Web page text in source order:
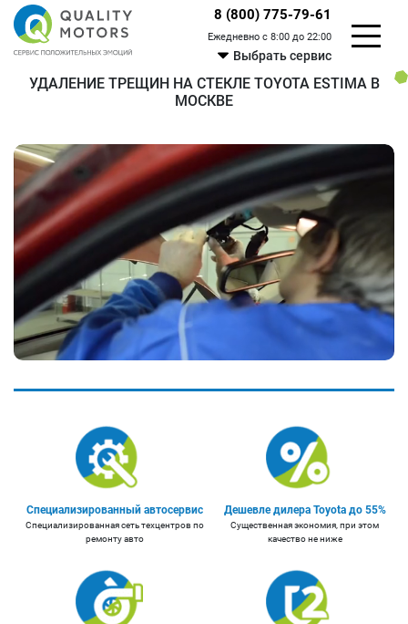
8 (800) 775-79-61
Ежедневно с 8:00 до 22:00
Выбрать сервис
УДАЛЕНИЕ ТРЕЩИН НА СТЕКЛЕ TOYOTA ESTIMA В
МОСКВЕ
Специализированный автосервис
Специализированная сеть техцентров по
ремонту авто
Дешевле дилера Toyota до 55%
Существенная экономия, при этом
качество не ниже